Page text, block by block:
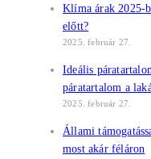
Klíma árak 2025-
előtt?
2025. február 27.
Ideális
páratartalom a
2025. február 27.
Állami
most akár féláron